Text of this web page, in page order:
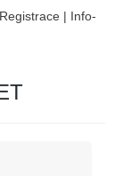
| Info-